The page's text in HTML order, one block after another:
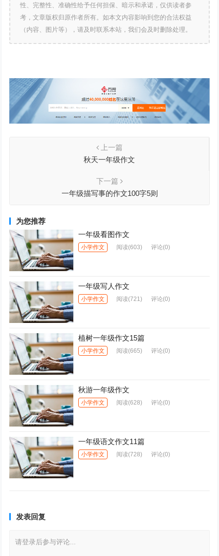
性、完整性、准确性给予任何担保、暗示和承诺，仅供读者参
考，文章版权归原作者所有。如本文内容影响到您的合法权益
（内容、图片等），请及时联系本站，我们会及时删除处理。
上一篇
秋天一年级作文
下一篇
一年级描写事的作文100字5则
为您推荐
一年级看图作文
小学作文 阅读(603) 评论(0)
一年级写人作文
小学作文 阅读(721) 评论(0)
植树一年级作文15篇
小学作文 阅读(665) 评论(0)
秋游一年级作文
小学作文 阅读(628) 评论(0)
一年级语文作文11篇
小学作文 阅读(728) 评论(0)
发表回复
请登录后参与评论...